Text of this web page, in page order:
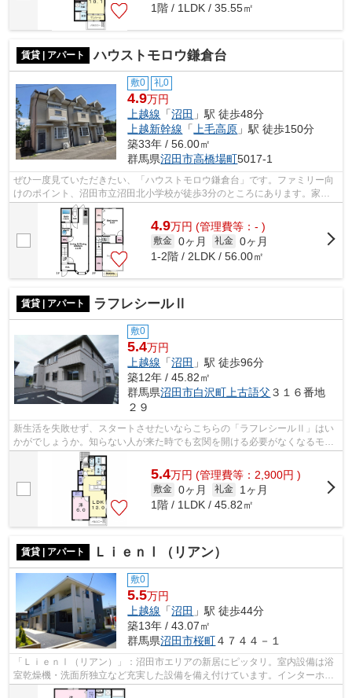
1階 / 1LDK / 35.55㎡
賃貸 | アパート ハウストモロウ鎌倉台
敷0 礼0
4.9万円
上越線 「沼田 」駅 徒歩48分
上越新幹線 「 上毛高原 」駅 徒歩150分
築33年 / 56.00㎡
群馬県沼田市高橋場町5017-1
ぜひ一度見ていただきたい、「ハウストモロウ鎌倉台」です。ファミリー向
けのポイント、沼田市立沼田北小学校が徒歩3分のところにあります。家賃
が5万円以下のお部屋になっております...
4.9万円 (管理費等：- )
敷金 0ヶ月 礼金 0ヶ月
1-2階 / 2LDK / 56.00㎡
賃貸 | アパート ラフレシールⅡ
敷0
5.4万円
上越線 「沼田 」駅 徒歩96分
築12年 / 45.82㎡
群馬県沼田市白沢町上古語父 ３１６番地
２９
新生活を失敗せず、スタートさせたいならこちらの「ラフレシールⅡ」はい
かがでしょうか。知らない人が来た時でも玄関を開ける必要がなくなるモニ
ター付きインターホンが付いております...
5.4万円 (管理費等：2,900円 )
敷金 0ヶ月 礼金
1ヶ月
1階 / 1LDK / 45.82㎡
賃貸 | アパート ＬｉｅｎⅠ（リアン）
敷0
5.5万円
上越線 「沼田 」駅 徒歩44分
築13年 / 43.07㎡
群馬県沼田市桜町４７４４－１
「ＬｉｅｎⅠ（リアン）」：沼田市エリアの新居にピッタリ。室内設備は浴
室乾燥機・洗面所独立など充実した設備を備え付けています。インターホン
越しに来訪者を確認できるので、トラブ...